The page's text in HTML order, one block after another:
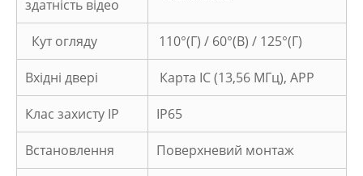
здатність відео
Кут огляду 110°(Г) / 60°(В) / 125°(Г)
Вхідні двері Карта IC (13,56 МГц), APP
Клас захисту IP IP65
Встановлення Поверхневий монтаж